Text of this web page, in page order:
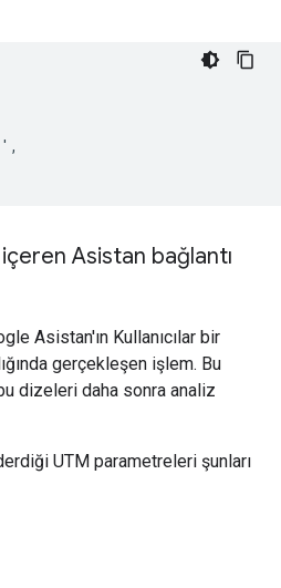
' ,
Asistan bağlantı
Asistan'ın Kullanıcılar bir
gerçekleşen işlem. Bu
dizeleri daha sonra analiz
UTM parametreleri şunları